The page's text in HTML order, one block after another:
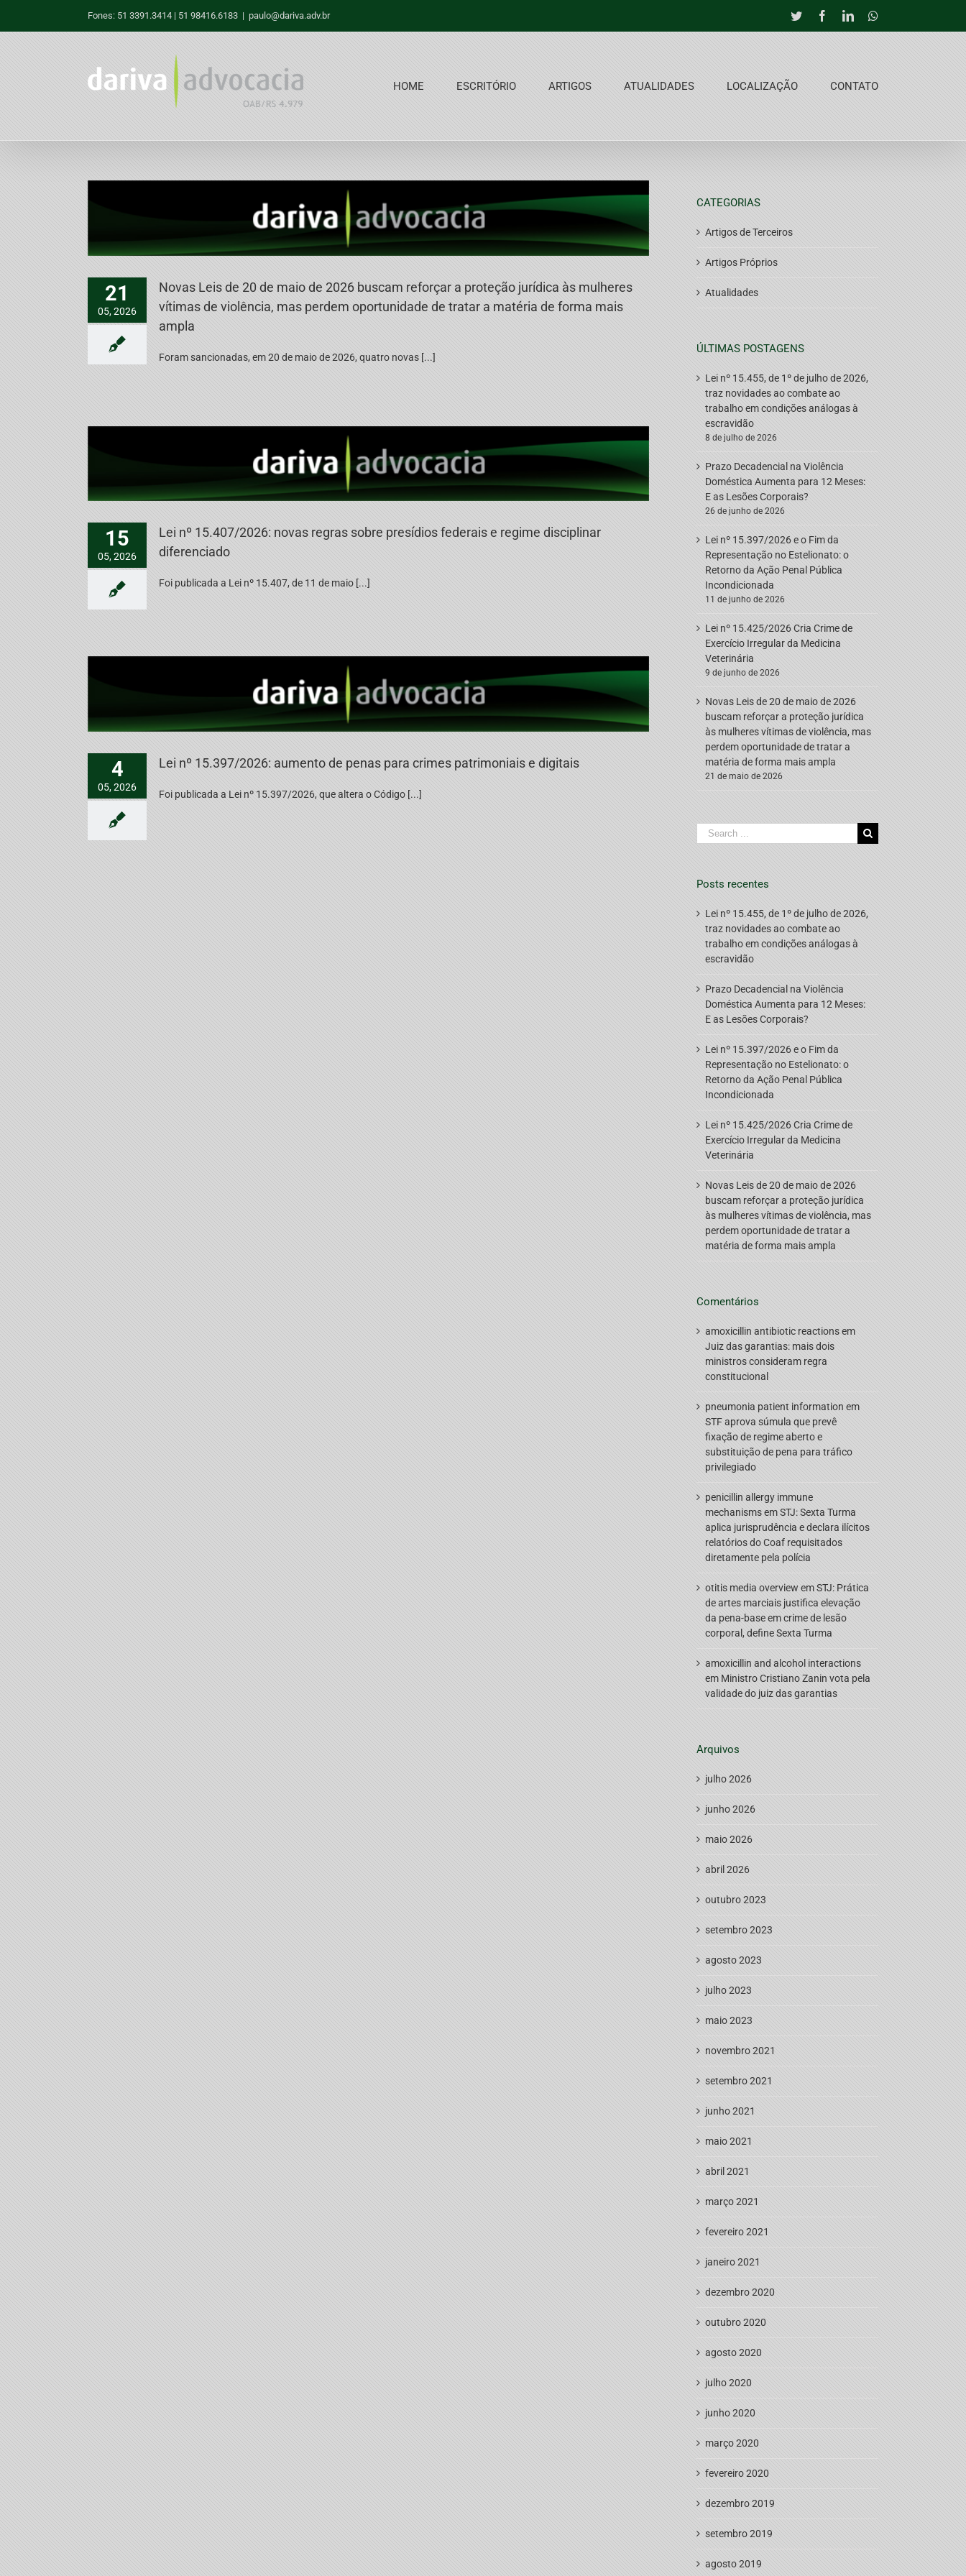
Fones: 51 3391.3414 | 51 98416.6183 | paulo@dariva.adv.br Twitter FacebookLinkedIn
HOME ESCRITÓRIO ARTIGOS ATUALIDADES LOCALIZAÇÃO CONTATO
21
05, 2026
Novas Leis de 20 de maio de 2026 buscam reforçar a proteção jurídica às mulheres
vítimas de violência, mas perdem oportunidade de tratar a matéria de forma mais
ampla
Foram sancionadas, em 20 de maio de 2026, quatro novas [...]
15
05, 2026
Lei nº 15.407/2026: novas regras sobre presídios federais e regime disciplinar
diferenciado
Foi publicada a Lei nº 15.407, de 11 de maio [...]
4
05, 2026
Lei nº 15.397/2026: aumento de penas para crimes patrimoniais e digitais
Foi publicada a Lei nº 15.397/2026, que altera o Código [...]
CATEGORIAS
Artigos de Terceiros
Artigos Próprios
Atualidades
ÚLTIMAS POSTAGENS
Lei nº 15.455, de 1º de julho de 2026,
traz novidades ao combate ao
trabalho em condições análogas à
escravidão
8 de julho de 2026
Prazo Decadencial na Violência
Doméstica Aumenta para 12 Meses:
E as Lesões Corporais?
26 de junho de 2026
Lei nº 15.397/2026 e o Fim da
Representação no Estelionato: o
Retorno da Ação Penal Pública
Incondicionada
11 de junho de 2026
Lei nº 15.425/2026 Cria Crime de
Exercício Irregular da Medicina
Veterinária
9 de junho de 2026
Novas Leis de 20 de maio de 2026
buscam reforçar a proteção jurídica
às mulheres vítimas de violência, mas
perdem oportunidade de tratar a
matéria de forma mais ampla
21 de maio de 2026
Search
for:
Posts recentes
Lei nº 15.455, de 1º de julho de 2026,
traz novidades ao combate ao
trabalho em condições análogas à
escravidão
Prazo Decadencial na Violência
Doméstica Aumenta para 12 Meses:
E as Lesões Corporais?
Lei nº 15.397/2026 e o Fim da
Representação no Estelionato: o
Retorno da Ação Penal Pública
Incondicionada
Lei nº 15.425/2026 Cria Crime de
Exercício Irregular da Medicina
Veterinária
Novas Leis de 20 de maio de 2026
buscam reforçar a proteção jurídica
às mulheres vítimas de violência, mas
perdem oportunidade de tratar a
matéria de forma mais ampla
Comentários
amoxicillin antibiotic reactionsem
Juiz das garantias: mais dois
ministros consideram regra
constitucional
pneumonia patient information em
STF aprova súmula que prevê
fixação de regime aberto e
substituição de pena para tráfico
privilegiado
penicillin allergy immune
mechanismsemSTJ: Sexta Turma
aplica jurisprudência e declara ilícitos
relatórios do Coaf requisitados
diretamente pela polícia
otitis media overviewemSTJ: Prática
de artes marciais justifica elevação
da pena-base em crime de lesão
corporal, define Sexta Turma
amoxicillin and alcohol interactions
em Ministro Cristiano Zanin vota pela
validade do juiz das garantias
Arquivos
julho 2026
junho 2026
maio 2026
abril 2026
outubro 2023
setembro 2023
agosto 2023
julho 2023
maio 2023
novembro 2021
setembro 2021
junho 2021
maio 2021
abril 2021
março 2021
fevereiro 2021
janeiro 2021
dezembro 2020
outubro 2020
agosto 2020
julho 2020
junho 2020
março 2020
fevereiro 2020
dezembro 2019
setembro 2019
agosto 2019